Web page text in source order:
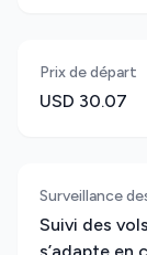
Prix de départ
USD 30.07
Surveillance
Suivi des